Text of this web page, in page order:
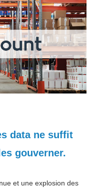
data ne suffit
gouverner.
et une explosion des